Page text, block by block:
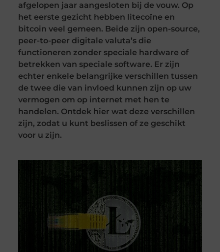
afgelopen jaar aangesloten bij de vouw. Op
het eerste gezicht hebben litecoïne en
bitcoin veel gemeen. Beide zijn open-source,
peer-to-peer digitale valuta’s die
functioneren zonder speciale hardware of
betrekken van speciale software. Er zijn
echter enkele belangrijke verschillen tussen
de twee die van invloed kunnen zijn op uw
vermogen om op internet met hen te
handelen. Ontdek hier wat deze verschillen
zijn, zodat u kunt beslissen of ze geschikt
voor u zijn.